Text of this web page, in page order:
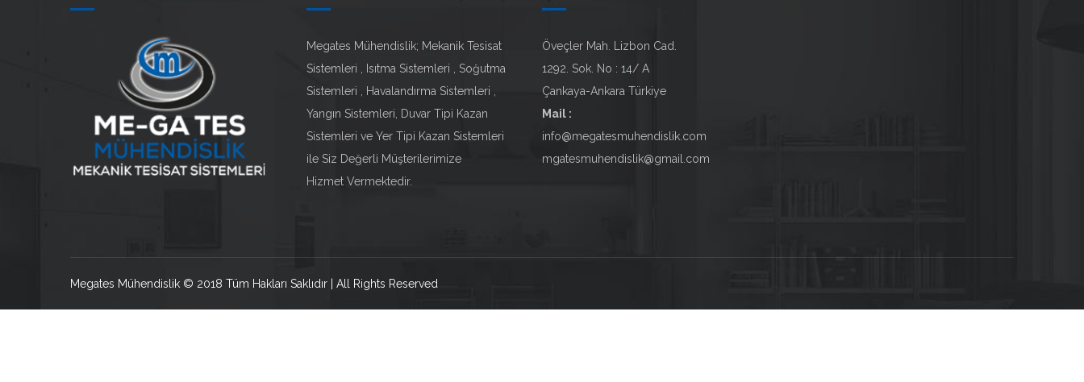
Megates Mühendislik; Mekanik Tesisat
Sistemleri , Isıtma Sistemleri , Soğutma
Sistemleri , Havalandırma Sistemleri ,
Yangın Sistemleri, Duvar Tipi Kazan
Sistemleri ve Yer Tipi Kazan Sistemleri
ile Siz Değerli Müşterilerimize
Hizmet Vermektedir.
Öveçler Mah. Lizbon Cad.
1292. Sok. No : 14/ A
Çankaya-Ankara Türkiye
Mail :
info@megatesmuhendislik.com
mgatesmuhendislik@gmail.com
Megates Mühendislik © 2018 Tüm Hakları Saklıdır | All Rights Reserved